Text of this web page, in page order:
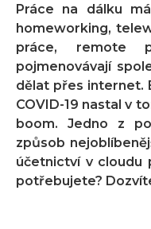
Práce na dálku
homeworking,
práce, remote
pojmenovávají
dělat přes internet.
COVID-19 nastal v
boom. Jedno z
způsob
účetnictví v cloudu
potřebujete?